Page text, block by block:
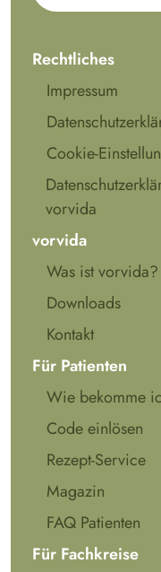
Rechtliches
Impressum
Cookie-
vorvida
vorvida
Was ist vorvida?
Downloads
Kontakt
Für Patienten
Wie bekomme
Code einlösen
Rezept-Service
Magazin
FAQ Patienten
Für Fachkreise